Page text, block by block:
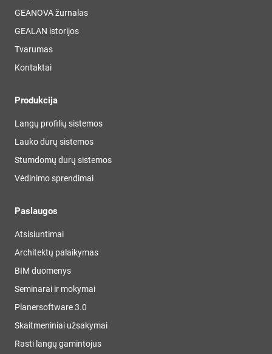
GEANOVA žurnalas
GEALAN istorijos
Tvarumas
Kontaktai
Produkcija
Langų profilių sistemos
Lauko durų sistemos
Stumdomų durų sistemos
Vėdinimo sprendimai
Paslaugos
Atsisiuntimai
Architektų palaikymas
BIM duomenys
Seminarai ir mokymai
Planersoftware 3.0
Skaitmeniniai užsakymai
Rasti langų gamintojus